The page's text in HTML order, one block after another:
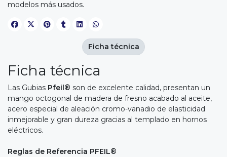
modelos más usados.
Ficha técnica
Las Gubias Pfeil® son de excelente calidad, presentan un
mango octogonal de madera de fresno acabado al aceite,
acero especial de aleación cromo-vanadio de elasticidad
inmejorable y gran dureza gracias al templado en hornos
eléctricos.
Reglas de Referencia PFEIL®
Ficha técnica